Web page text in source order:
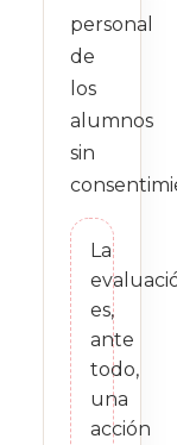
personal
de
los
alumnos
sin
La
es,
ante
todo,
una
acción